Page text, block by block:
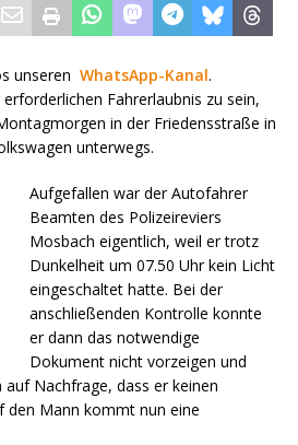
unseren WhatsApp-Kanal.
Fahrerlaubnis zu sein,
in der Friedensstraße in
unterwegs.
Aufgefallen war der Autofahrer
Beamten des Polizeireviers
Mosbach eigentlich, weil er trotz
Dunkelheit um 07.50 Uhr kein Licht
eingeschaltet hatte. Bei der
anschließenden Kontrolle konnte
er dann das notwendige
Dokument nicht vorzeigen und
Nachfrage, dass er keinen
den Mann kommt nun eine